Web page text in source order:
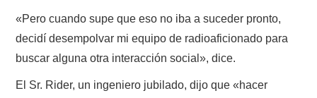
SALÓN DE LA FAMA DEL CRECJ
«Pero cuando supe que eso no iba a suceder pronto,
decidí desempolvar mi equipo de radioaficionado para
buscar alguna otra interacción social», dice.
El Sr. Rider, un ingeniero jubilado, dijo que «hacer